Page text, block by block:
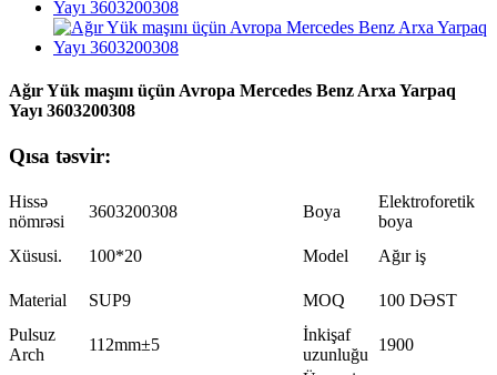
Ağır Yük maşını üçün Avropa Mercedes Benz Arxa Yarpaq
Yayı 3603200308
Qısa təsvir:
Hissə
nömrəsi
3603200308 Boya
Elektroforetik
boya
Xüsusi.
100*20 Model Ağır iş
Material SUP9 MOQ
100 DƏST
Pulsuz
Arch
112mm±5
İnkişaf
uzunluğu
1900